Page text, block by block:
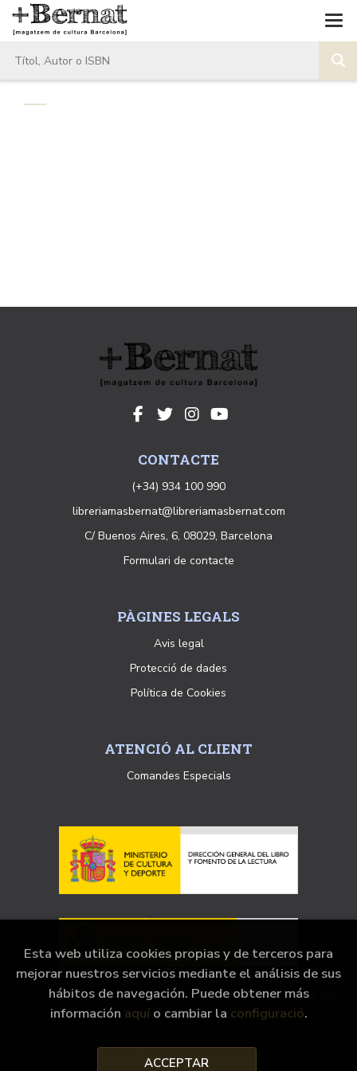
CONTACTE
(+34) 934 100 990
libreriamasbernat@libreriamasbernat.com
C/ Buenos Aires, 6, 08029, Barcelona
Formulari de contacte
PÀGINES LEGALS
Avis legal
Protecció de dades
Política de Cookies
ATENCIÓ AL CLIENT
Comandes Especials
Este establecimiento ha recibido una ayuda extraordinaria del
Ministerio de Cultura y Deporte.
Librería +Bernat ,Magatzem de Cultura de
Esta web utiliza cookies propias y de terceros para
mejorar nuestros servicios mediante el análisis de sus
hábitos de navegación. Puede obtener más
información aquío cambiar la configuració.
ACCEPTAR